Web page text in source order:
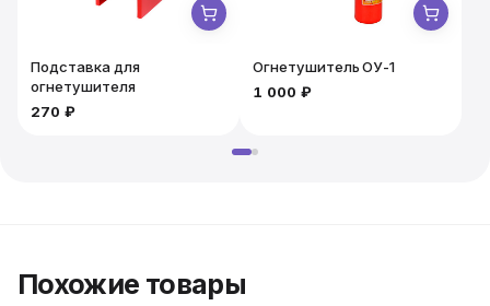
Подставка для
огнетушителя
270 ₽
Огнетушитель ОУ-1
1 000 ₽
Похожие товары